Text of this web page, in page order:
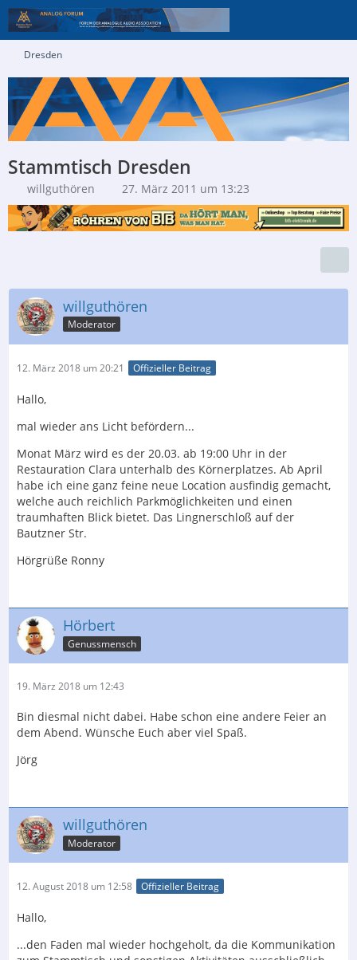
Dresden
Stammtisch Dresden
willguthören 27. März 2011 um 13:23
willguthören
Moderator
12. März 2018 um 20:21 Offizieller Beitrag
Hallo,
mal wieder ans Licht befördern...
Monat März wird es der 20.03. ab 19:00 Uhr in der
Restauration Clara unterhalb des Körnerplatzes. Ab April
habe ich eine ganz feine neue Location ausfindig gemacht,
welche auch reichlich Parkmöglichkeiten und einen
traumhaften Blick bietet. Das Lingnerschloß auf der
Bautzner Str.
Hörgrüße Ronny
Hörbert
Genussmensch
19. März 2018 um 12:43
Bin diesmal nicht dabei. Habe schon eine andere Feier an
dem Abend. Wünsche Euch aber viel Spaß.
Jörg
willguthören
Moderator
12. August 2018 um 12:58 Offizieller Beitrag
Hallo,
...den Faden mal wieder hochgeholt, da die Kommunikation